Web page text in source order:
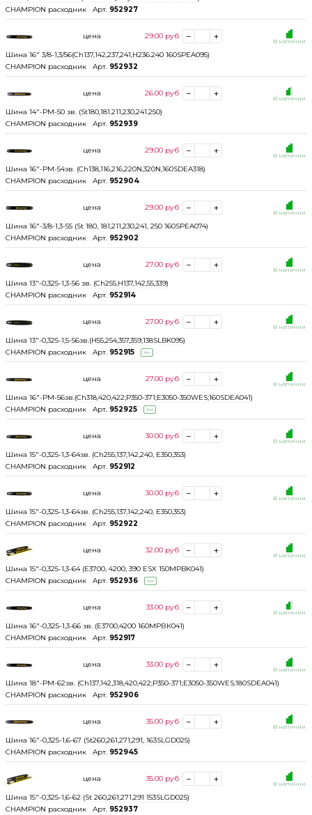
CHAMPION расходник
Арт. 952927
Шина 16" 3/8-1,3/56(Ch137,142,237,241,H236.240 160SPEA095)
CHAMPION расходник
Арт. 952932
В наличии
цена 29.00 руб
Шина 14"-РМ-50 зв. (St180,181.211,230,241.250)
CHAMPION расходник
Арт. 952939
В наличии
цена 26.00 руб
Шина 16"-РМ-54зв. (Ch138,116,216,220N,320N,160SDEA318)
CHAMPION расходник
Арт. 952904
В наличии
цена 29.00 руб
Шина 16"-3/8-1,3-55 (St 180, 181,211,230,241, 250 160SPEA074)
CHAMPION расходник
Арт. 952902
В наличии
цена 29.00 руб
Шина 13"-0,325-1,3-56 зв. (Ch255,H137,142,55,339)
CHAMPION расходник
Арт. 952914
В наличии
цена 27.00 руб
Шина 13"-0,325-1,5-56зв.(H55,254,357,359,138SLBK095)
CHAMPION расходник
Арт. 952915 Хит
В наличии
цена 27.00 руб
Шина 16"-РМ-56зв.(Сh318,420,422;Р350-371;Е3050-350WES;160SDEA041)
CHAMPION расходник
Арт. 952925 Хит
В наличии
цена 27.00 руб
Шина 15"-0,325-1,3-64зв. (Ch255,137,142,240, E350,353)
CHAMPION расходник
Арт. 952912
В наличии
цена 30.00 руб
Шина 15"-0,325-1,3-64зв. (Ch255,137,142,240, E350,353)
CHAMPION расходник
Арт. 952922
В наличии
цена 30.00 руб
Шина 15"-0,325-1,3-64 (Е3700, 4200, 390 ESX 150MPBK041)
CHAMPION расходник
Арт. 952936 Хит
В наличии
цена 32.00 руб
Шина 16"-0,325-1,3-66 зв. (Е3700,4200 160МРВК041)
CHAMPION расходник
Арт. 952917
В наличии
цена 33.00 руб
Шина 18"-РМ-62зв. (Ch137,142,318,420,422;Р350-371;Е3050-350WES;180SDEA041)
CHAMPION расходник
Арт. 952906
В наличии
цена 33.00 руб
Шина 16"-0,325-1,6-67 (St260,261,271,291, 163SLGD025)
CHAMPION расходник
Арт. 952945
В наличии
цена 35.00 руб
Шина 15"-0,325-1,6-62 (St 260,261,271,291 153SLGD025)
CHAMPION расходник
Арт. 952937
В наличии
цена 35.00 руб